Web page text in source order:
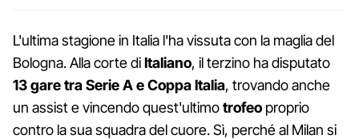
L'ultima stagione in Italia l'ha vissuta con la maglia del
Bologna. Alla corte diItaliano, il terzino ha disputato
13 gare tra Serie A e Coppa Italia, trovando anche
un assist e vincendo quest'ultimotrofeo proprio
contro la sua squadra del cuore. Sì, perché al Milan si